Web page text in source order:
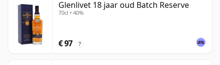
Glenlivet 18 jaar oud Batch Reserve
70cl • 40%
€ 97 ?